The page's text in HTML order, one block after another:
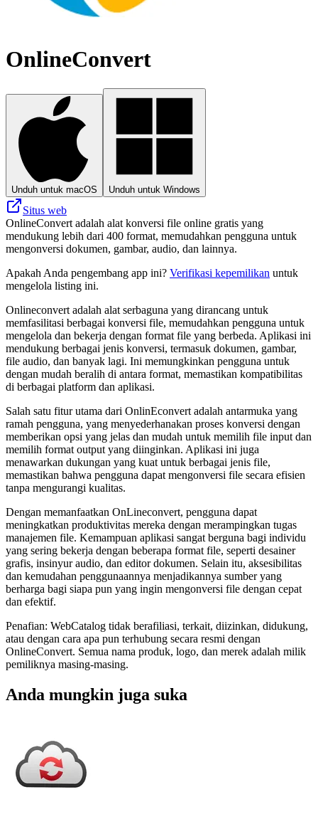
OnlineConvert
Unduh untuk macOS Unduh untuk Windows
Situs web
OnlineConvert adalah alat konversi file online gratis yang
mendukung lebih dari 400 format, memudahkan pengguna untuk
mengonversi dokumen, gambar, audio, dan lainnya.
Apakah Anda pengembang app ini? Verifikasi kepemilikan untuk
mengelola listing ini.
Onlineconvert adalah alat serbaguna yang dirancang untuk
memfasilitasi berbagai konversi file, memudahkan pengguna untuk
mengelola dan bekerja dengan format file yang berbeda. Aplikasi ini
mendukung berbagai jenis konversi, termasuk dokumen, gambar,
file audio, dan banyak lagi. Ini memungkinkan pengguna untuk
dengan mudah beralih di antara format, memastikan kompatibilitas
di berbagai platform dan aplikasi.
Salah satu fitur utama dari OnlinEconvert adalah antarmuka yang
ramah pengguna, yang menyederhanakan proses konversi dengan
memberikan opsi yang jelas dan mudah untuk memilih file input dan
memilih format output yang diinginkan. Aplikasi ini juga
menawarkan dukungan yang kuat untuk berbagai jenis file,
memastikan bahwa pengguna dapat mengonversi file secara efisien
tanpa mengurangi kualitas.
Dengan memanfaatkan OnLineconvert, pengguna dapat
meningkatkan produktivitas mereka dengan merampingkan tugas
manajemen file. Kemampuan aplikasi sangat berguna bagi individu
yang sering bekerja dengan beberapa format file, seperti desainer
grafis, insinyur audio, dan editor dokumen. Selain itu, aksesibilitas
dan kemudahan penggunaannya menjadikannya sumber yang
berharga bagi siapa pun yang ingin mengonversi file dengan cepat
dan efektif.
Penafian: WebCatalog tidak berafiliasi, terkait, diizinkan, didukung,
atau dengan cara apa pun terhubung secara resmi dengan
OnlineConvert. Semua nama produk, logo, dan merek adalah milik
pemiliknya masing-masing.
Anda mungkin juga suka